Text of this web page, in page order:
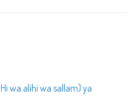
wa alihi wa sallam) ya